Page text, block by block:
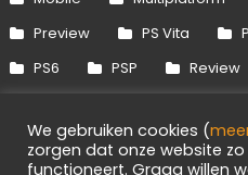
Preview
PS Vita
PS6
PSP Review
Xbox 360
Xbox One
We gebruiken cookies (
zorgen dat onze website
functioneert. Graag willen